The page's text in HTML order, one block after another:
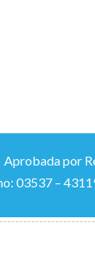
por
03537 –